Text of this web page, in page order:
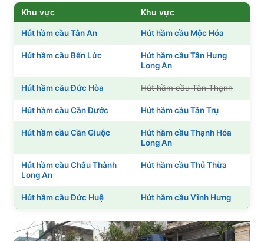
Khu vực Khu vực
Hút hầm cầu Tân An Hút hầm cầu Mộc Hóa
Hút hầm cầu Bến Lức
Hút hầm cầu Tân Hưng
Long An
Hút hầm cầu Đức Hòa Hút hầm cầu Tân Thạnh
Hút hầm cầu Cần Đước Hút hầm cầu Tân Trụ
Hút hầm cầu Cần Giuộc
Hút hầm cầu Thạnh Hóa
Long An
Hút hầm cầu Châu Thành
Long An
Hút hầm cầu Thủ Thừa
Hút hầm cầu Đức Huệ Hút hầm cầu Vĩnh Hưng